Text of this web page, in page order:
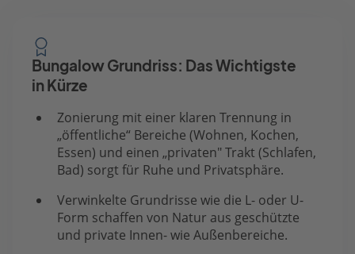
Bungalow Grundriss: Das Wichtigste
in Kürze
Zonierung mit einer klaren Trennung in
„öffentliche“ Bereiche (Wohnen, Kochen,
Essen) und einen „privaten" Trakt (Schlafen,
Bad) sorgt für Ruhe und Privatsphäre.
Verwinkelte Grundrisse wie die L- oder U-
Form schaffen von Natur aus geschützte
und private Innen- wie Außenbereiche.